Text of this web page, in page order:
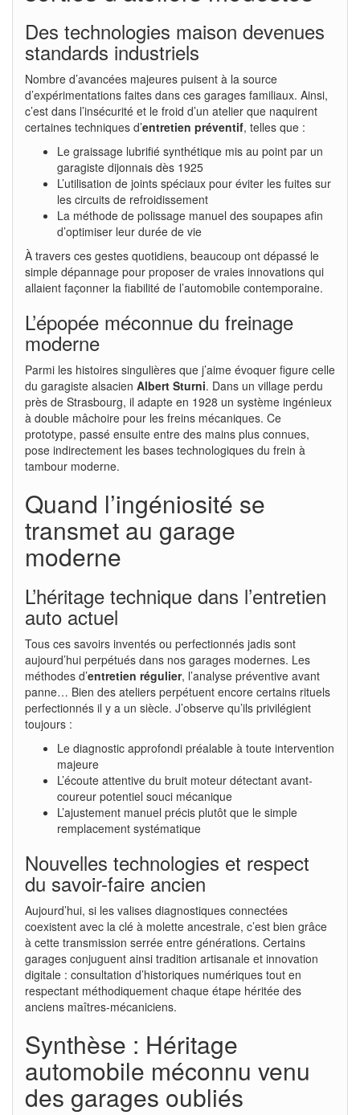
Des technologies maison devenues
standards industriels
Nombre d’avancées majeures puisent à la source
d’expérimentations faites dans ces garages familiaux. Ainsi,
c’est dans l’insécurité et le froid d’un atelier que naquirent
certaines techniques d’entretien préventif, telles que :
Le graissage lubrifié synthétique mis au point par un
garagiste dijonnais dès 1925
L’utilisation de joints spéciaux pour éviter les fuites sur
les circuits de refroidissement
La méthode de polissage manuel des soupapes afin
d’optimiser leur durée de vie
À travers ces gestes quotidiens, beaucoup ont dépassé le
simple dépannage pour proposer de vraies innovations qui
allaient façonner la fiabilité de l’automobile contemporaine.
L’épopée méconnue du freinage
moderne
Parmi les histoires singulières que j’aime évoquer figure celle
du garagiste alsacien Albert Sturni. Dans un village perdu
près de Strasbourg, il adapte en 1928 un système ingénieux
à double mâchoire pour les freins mécaniques. Ce
prototype, passé ensuite entre des mains plus connues,
pose indirectement les bases technologiques du frein à
tambour moderne.
Quand l’ingéniosité se
transmet au garage
moderne
L’héritage technique dans l’entretien
auto actuel
Tous ces savoirs inventés ou perfectionnés jadis sont
aujourd’hui perpétués dans nos garages modernes. Les
méthodes d’entretien régulier, l’analyse préventive avant
panne… Bien des ateliers perpétuent encore certains rituels
perfectionnés il y a un siècle. J’observe qu’ils privilégient
toujours :
Le diagnostic approfondi préalable à toute intervention
majeure
L’écoute attentive du bruit moteur détectant avant-
coureur potentiel souci mécanique
L’ajustement manuel précis plutôt que le simple
remplacement systématique
Nouvelles technologies et respect
du savoir-faire ancien
Aujourd’hui, si les valises diagnostiques connectées
coexistent avec la clé à molette ancestrale, c’est bien grâce
à cette transmission serrée entre générations. Certains
garages conjuguent ainsi tradition artisanale et innovation
digitale : consultation d’historiques numériques tout en
respectant méthodiquement chaque étape héritée des
anciens maîtres-mécaniciens.
Synthèse : Héritage
automobile méconnu venu
des garages oubliés